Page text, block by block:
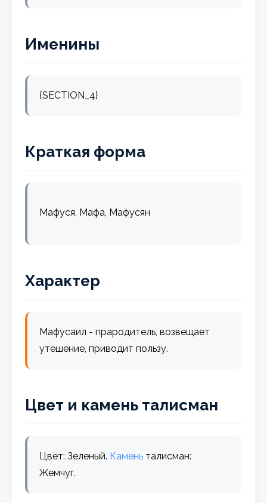
Именины
{SECTION_4}
Краткая форма
Мафуся, Мафа, Мафусян
Характер
Мафусаил - прародитель, возвещает
утешение, приводит пользу.
Цвет и камень талисман
Цвет: Зеленый. Камень талисман:
Жемчуг.